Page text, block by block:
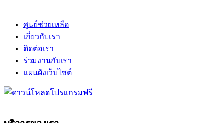
ศูนย์ช่วยเหลือ
เกี่ยวกับเรา
ติดต่อเรา
ร่วมงานกับเรา
แผนผังเว็บไซต์